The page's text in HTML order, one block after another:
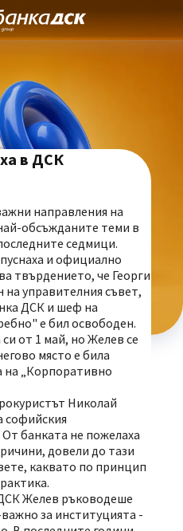
в ДСК
направления на
обсъжданите теми в
седмици.
и официално
твърдението, че Георги
управителния съвет,
ДСК и шеф на
е бил освободен.
от 1 май, но Желев се
място е била
на „Корпоративно
Николай
софийския
банката не пожелаха
довели до тази
каквато по принцип
Желев ръководеше
за институцията -